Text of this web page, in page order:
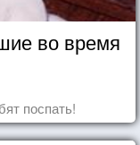
во время
поспать!